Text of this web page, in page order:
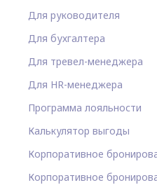
Для руководителя
Для бухгалтера
Для тревел-менеджера
Для HR-менеджера
Программа лояльности
Калькулятор выгоды
Корпоративное
Корпоративное